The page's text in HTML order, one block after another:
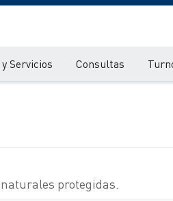
Servicios Consultas
protegidas.